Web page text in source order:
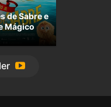
de Sabre e
Mágico